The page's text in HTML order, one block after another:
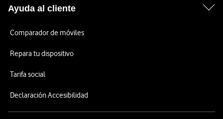
Ayuda al cliente
Comparador de móviles
Repara tu dispositivo
Tarifa social
Declaración Accesibilidad